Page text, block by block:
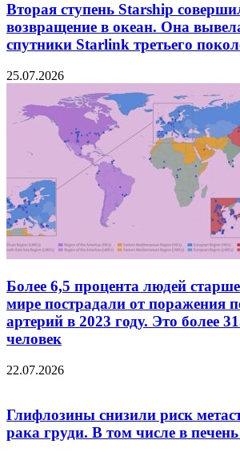
Вторая ступень Starship
возвращение в океан. Она
спутники Starlink третьего
25.07.2026
Более 6,5 процента людей
мире пострадали от поражения
артерий в 2023 году. Это более
человек
22.07.2026
Глифлозины снизили риск
рака груди. В том числе в